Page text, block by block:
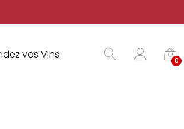
vos Vins 0